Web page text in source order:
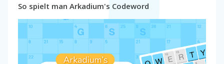
So spielt man Arkadium's Codeword